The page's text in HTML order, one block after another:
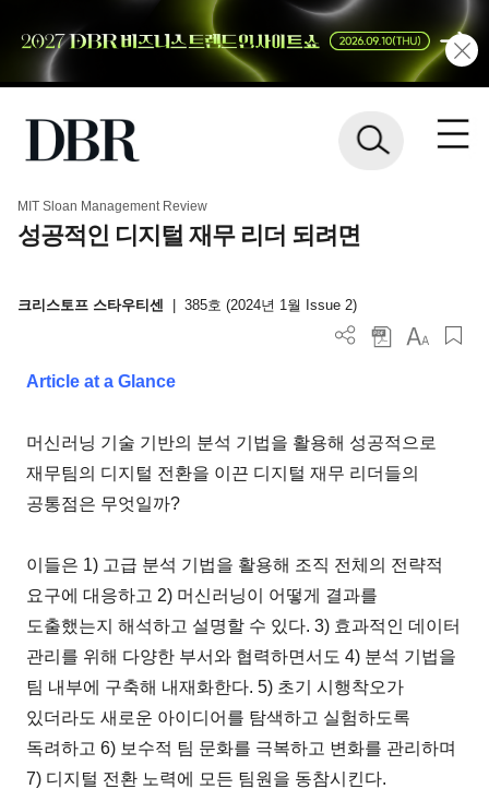
MIT Sloan Management Review
성공적인 디지털 재무 리더 되려면
크리스토프 스타우티센 385호 (2024년 1월 Issue 2)
Article at a Glance
머신러닝 기술 기반의 분석 기법을 활용해 성공적으로
재무팀의 디지털 전환을 이끈 디지털 재무 리더들의
공통점은 무엇일까?
이들은 1) 고급 분석 기법을 활용해 조직 전체의 전략적
요구에 대응하고 2) 머신러닝이 어떻게 결과를
도출했는지 해석하고 설명할 수 있다. 3) 효과적인 데이터
관리를 위해 다양한 부서와 협력하면서도 4) 분석 기법을
팀 내부에 구축해 내재화한다. 5) 초기 시행착오가
있더라도 새로운 아이디어를 탐색하고 실험하도록
독려하고 6) 보수적 팀 문화를 극복하고 변화를 관리하며
7) 디지털 전환 노력에 모든 팀원을 동참시킨다.